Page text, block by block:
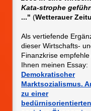
Kata-strophe
..." (Wetterauer
Als vertiefende
dieser Wirtschafts-
Finanzkrise empfehle
Ihnen meinen Essay:
Demokratischer
Marktsozialismus.
zu einer
bedürnisorientierten